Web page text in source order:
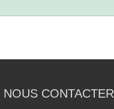
NOUS CONTACTER